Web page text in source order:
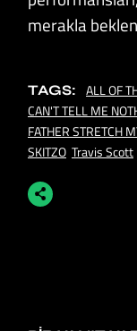
merakla
TAGS: ALL OF
CAN'T TELL ME
FATHER STRETCH
SKITZO Travis Scott